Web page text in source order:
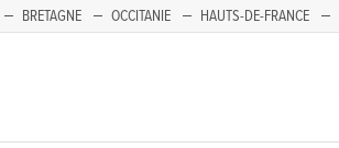
BRETAGNE OCCITANIE HAUTS-DE-FRANCE